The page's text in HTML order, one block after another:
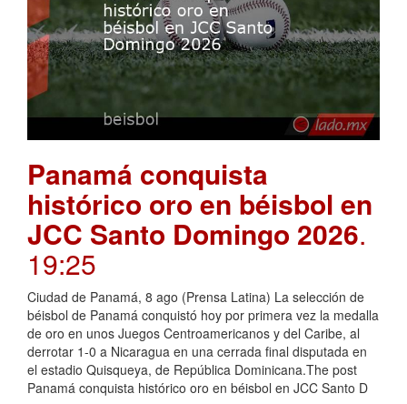
Panamá conquista
histórico oro en béisbol en
JCC Santo Domingo 2026.
19:25
Ciudad de Panamá, 8 ago (Prensa Latina) La selección de
béisbol de Panamá conquistó hoy por primera vez la medalla
de oro en unos Juegos Centroamericanos y del Caribe, al
derrotar 1-0 a Nicaragua en una cerrada final disputada en
el estadio Quisqueya, de República Dominicana.The post
Panamá conquista histórico oro en béisbol en JCC Santo D